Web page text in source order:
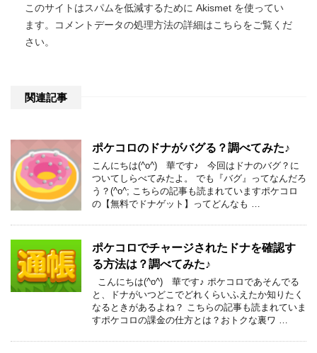
このサイトはスパムを低減するために Akismet を使ってい
ます。
コメントデータの処理方法の詳細はこちらをご覧くだ
さい。
関連記事
ポケコロのドナがバグる？調べてみた♪
こんにちは(^o^) 華です♪ 今回はドナのバグ？に
ついてしらべてみたよ。 でも『バグ』ってなんだろ
う？(^o^; こちらの記事も読まれていますポケコロ
の【無料でドナゲット】ってどんなも …
ポケコロでチャージされたドナを確認す
る方法は？調べてみた♪
こんにちは(^o^) 華です♪ ポケコロであそんでる
と、ドナがいつどこでどれくらいふえたか知りたく
なるときがあるよね？ こちらの記事も読まれていま
すポケコロの課金の仕方とは？おトクな裏ワ …